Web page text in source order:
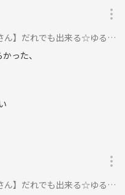
でも出来る☆ゆるバドミントン🏸に参加
った、
でも出来る☆ゆるバドミントン🏸に参加